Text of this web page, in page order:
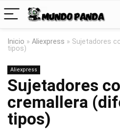
Inicio » Aliexpress » Sujetadores
tipos)
Aliexpress
Sujetadores
cremallera
tipos)